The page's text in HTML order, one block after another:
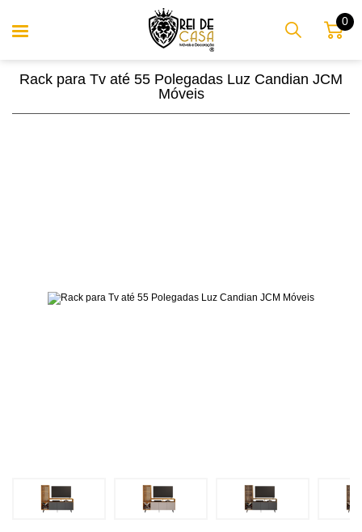
0
Rack para Tv até 55 Polegadas Luz Candian JCM
Móveis